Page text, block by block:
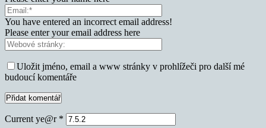
You have entered an incorrect email address!
Please enter your email address here
Uložit jméno, email a www stránky v prohlížeči pro další mé
budoucí komentáře
Current ye@r *